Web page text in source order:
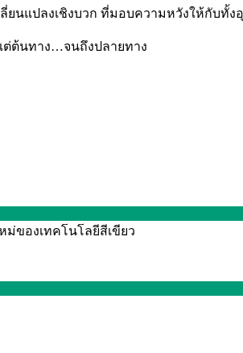
นแปลงเชิงบวก ที่มอบความหวังให้กับทั้
ต่ต้นทาง…จนถึงปลายทาง
ม่ของเทคโนโลยีสีเขียว